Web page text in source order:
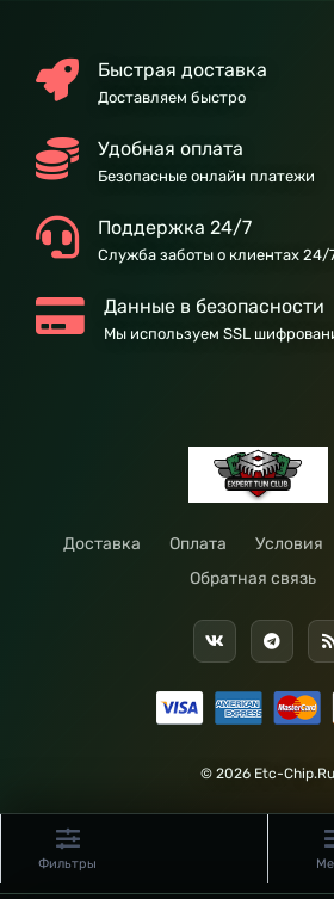
Быстрая доставка
Доставляем быстро
Удобная оплата
Безопасные онлайн платежи
Поддержка 24/7
Служба заботы о клиентах 24/
Данные в безопасности
Мы используем SSL
Доставка Оплата Условия
Обратная связь
© 2026 Etc-Chip.Ru
Фильтры